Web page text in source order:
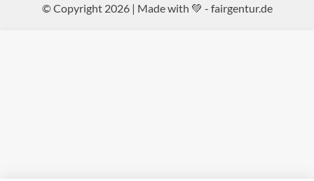
© Copyright 2026 | Made with 💚 - fairgentur.de